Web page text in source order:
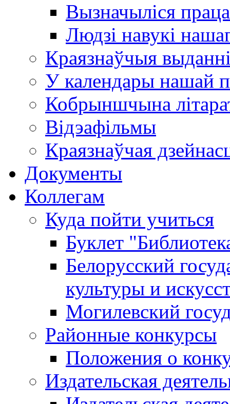
Вызначыліся
Людзі навукі
Краязнаўчыя
У календары нашай
Кобрыншчына
Відэафільмы
Краязнаўчая
Документы
Коллегам
Куда пойти учиться
Буклет
Белорусский
культуры и
Могилевский
Районные конкурсы
Положения о
Издательская